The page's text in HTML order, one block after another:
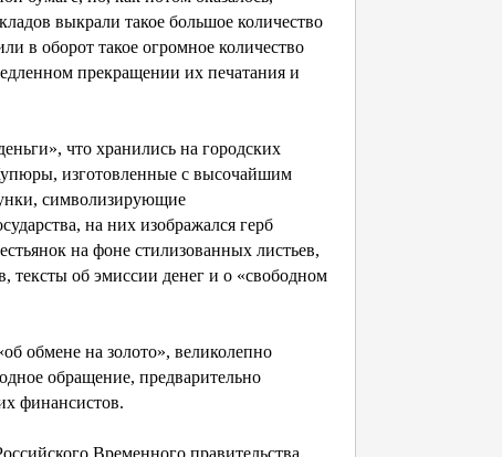
выкрали такое большое количество
в оборот такое огромное количество
прекращении их печатания и
что хранились на городских
изготовленные с высочайшим
символизирующие
на них изображался герб
на фоне стилизованных листьев,
об эмиссии денег и о «свободном
обмене на золото», великолепно
обращение, предварительно
финансистов.
Временного правительства